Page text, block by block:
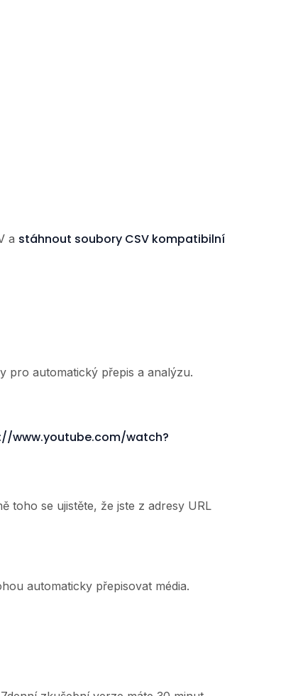
a stáhnout soubory CSV kompatibilní
pro automatický přepis a analýzu.
www.youtube.com/watch?
toho se ujistěte, že jste z adresy URL
automaticky přepisovat média.